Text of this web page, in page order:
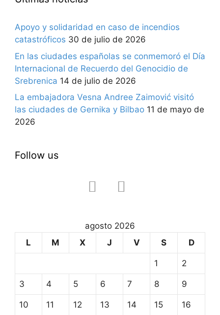
Apoyo y solidaridad en caso de incendios
catastróficos 30 de julio de 2026
En las ciudades españolas se conmemoró el Día
Internacional de Recuerdo del Genocidio de
Srebrenica 14 de julio de 2026
La embajadora Vesna Andree Zaimović visitó
las ciudades de Gernika y Bilbao 11 de mayo de
2026
Follow us
facebook instagram
agosto 2026
L
M X J V S D
1 2
3 4 5 6 7 8 9
10 11 12 13 14 15 16